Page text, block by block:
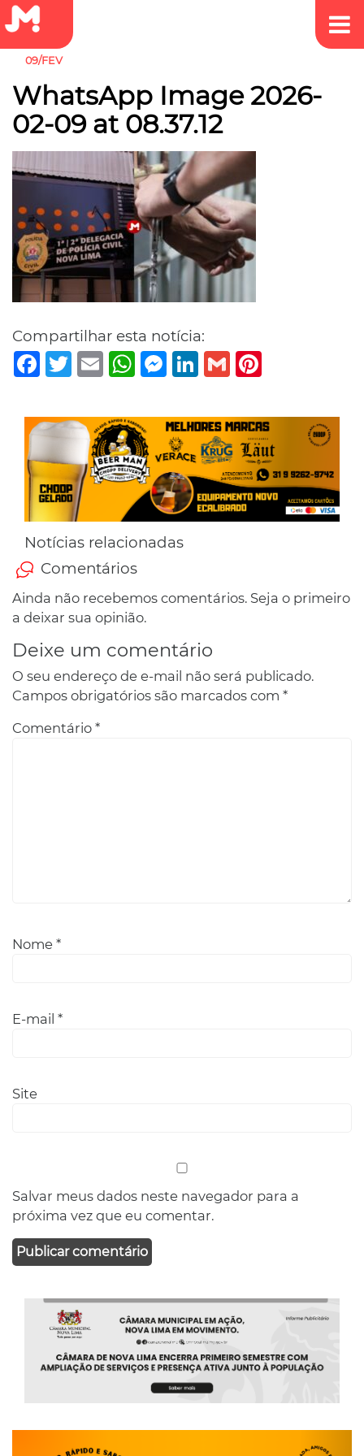
09/FEV
WhatsApp Image 2026-
02-09 at 08.37.12
Compartilhar esta notícia:
Facebook
TwitterEmail WhatsAppMessenger
LinkedIn
Gmail
Notícias relacionadas
Comentários
Ainda não recebemos comentários. Seja o primeiro
a deixar sua opinião.
Deixe um comentário
O seu endereço de e-mail não será publicado.
Campos obrigatórios são marcados com *
Comentário *
Nome *
E-mail *
Site
Salvar meus dados neste navegador para a
próxima vez que eu comentar.